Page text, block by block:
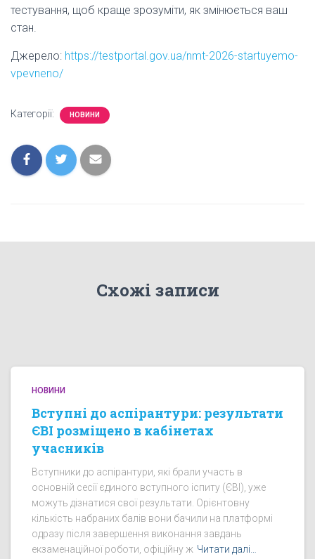
тестування, щоб краще зрозуміти, як змінюється ваш
стан.
Джерело: https://testportal.gov.ua/nmt-2026-startuyemo-
vpevneno/
Категорії: НОВИНИ
Схожі записи
НОВИНИ
Вступні до аспірантури: результати
ЄВІ розміщено в кабінетах
учасників
Вступники до аспірантури, які брали участь в
основній сесії єдиного вступного іспиту (ЄВІ), уже
можуть дізнатися свої результати. Орієнтовну
кількість набраних балів вони бачили на платформі
одразу після завершення виконання завдань
екзаменаційної роботи, офіційну ж Читати далі…